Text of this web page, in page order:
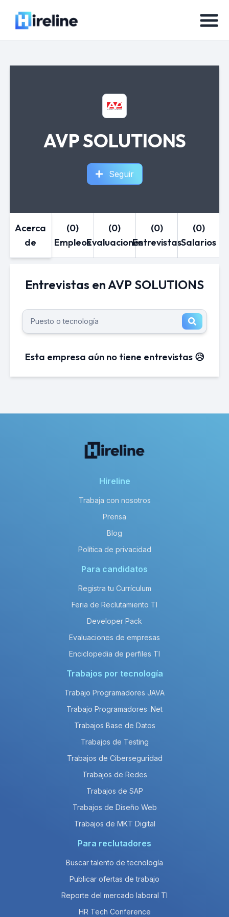
AVP SOLUTIONS
Seguir
Acerca
de
(0)
Empleos
(0)
Evaluaciones
(0)
Entrevistas
(0)
Salarios
Entrevistas en AVP SOLUTIONS
Esta empresa aún no tiene entrevistas 😥
Hireline
Trabaja con nosotros
Prensa
Blog
Política de privacidad
Para candidatos
Registra tu Currículum
Feria de Reclutamiento TI
Developer Pack
Evaluaciones de empresas
Enciclopedia de perfiles TI
Trabajos por tecnología
Trabajo Programadores JAVA
Trabajo Programadores .Net
Trabajos Base de Datos
Trabajos de Testing
Trabajos de Ciberseguridad
Trabajos de Redes
Trabajos de SAP
Trabajos de Diseño Web
Trabajos de MKT Digital
Para reclutadores
Buscar talento de tecnología
Publicar ofertas de trabajo
Reporte del mercado laboral TI
HR Tech Conference